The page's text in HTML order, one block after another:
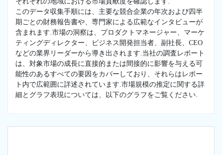
このデータ収集手順には、主要な競合企業の年次および四半
期ごとの財務報告書や、専門家による広範なインタビューが
含まれます.市場の洞察は、プロダクトマネージャー、マーケ
ティングディレクター、ビジネス開発担当者、副社長、CEO
などの業界リーダーから導き出されます.当社の調査レポート
は、対象市場の成長に直接的または間接的に影響を与える可
能性のあるすべての要因をカバーしており、それらはレポー
ト内で広範囲に詳述されています.市場規模の推定に関する詳
細とグラフ表現については、以下のグラフをご覧ください.